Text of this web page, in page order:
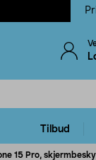
Tilbud
15 Pro,